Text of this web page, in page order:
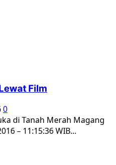
Film
0
di Tanah Merah Magang
– 11:15:36 WIB...